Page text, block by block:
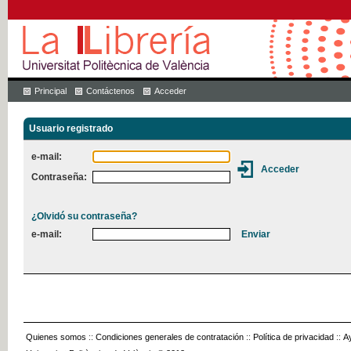
Principal Contáctenos Acceder
Usuario registrado
e-mail:
Contraseña:
¿Olvidó su contraseña?
e-mail:
Quienes somos :: Condiciones generales de contratación :: Política de privacidad ::